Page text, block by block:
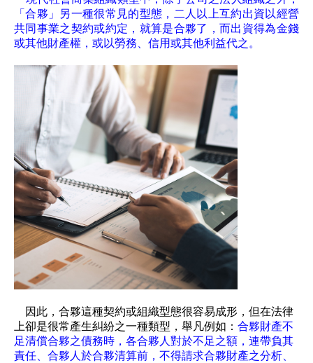
「合夥」另一種很常見的型態，二人以上互約出資以經營
共同事業之契約或約定，就算是合夥了，而出資得為金錢
或其他財產權，或以勞務、信用或其他利益代之。
因此，合夥這種契約或組織型態很容易成形，但在法律
上卻是很常產生糾紛之一種類型，舉凡例如： 合夥財產不
足清償合夥之債務時，各合夥人對於不足之額，連帶負其
責任、合夥人於合夥清算前，不得請求合夥財產之分析、